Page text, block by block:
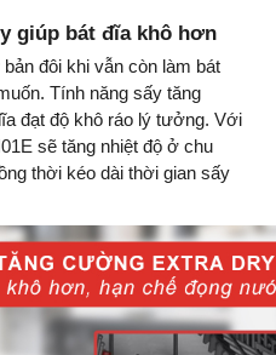
giúp bát đĩa khô hơn
đôi khi vẫn còn làm bát
Tính năng sấy tăng
đạt độ khô ráo lý tưởng. Với
sẽ tăng nhiệt độ ở chu
thời kéo dài thời gian sấy